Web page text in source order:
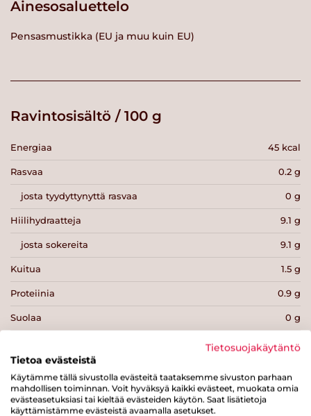
Ainesosaluettelo
Pensasmustikka (EU ja muu kuin EU)
Ravintosisältö / 100 g
Energiaa 45 kcal
Rasvaa 0.2 g
josta tyydyttynyttä rasvaa 0 g
Hiilihydraatteja 9.1 g
josta sokereita 9.1 g
Kuitua 1.5 g
Proteiinia 0.9 g
Suolaa 0 g
Tulosta sivu Jaa tuote
Tietosuojakäytäntö
Tietoa evästeistä
Käytämme tällä sivustolla evästeitä taataksemme sivuston parhaan
mahdollisen toiminnan. Voit hyväksyä kaikki evästeet, muokata omia
evästeasetuksiasi tai kieltää evästeiden käytön. Saat lisätietoja
käyttämistämme evästeistä avaamalla asetukset.